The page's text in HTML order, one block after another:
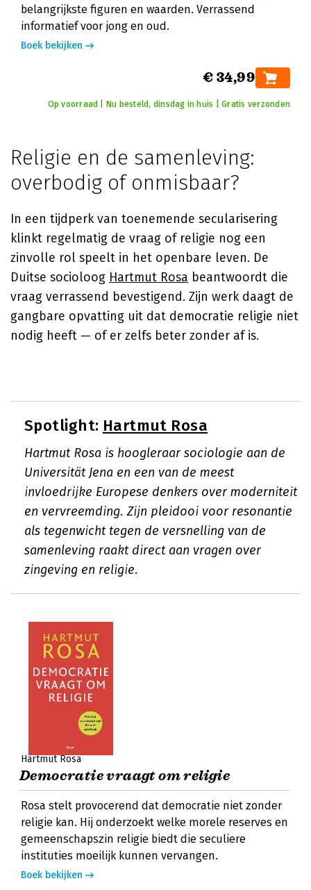
belangrijkste figuren en waarden. Verrassend
informatief voor jong en oud.
Boek bekijken
€ 34,99
Op voorraad | Nu besteld, dinsdag in huis | Gratis verzonden
Religie en de samenleving:
overbodig of onmisbaar?
In een tijdperk van toenemende secularisering
klinkt regelmatig de vraag of religie nog een
zinvolle rol speelt in het openbare leven. De
Duitse socioloog Hartmut Rosa beantwoordt die
vraag verrassend bevestigend. Zijn werk daagt de
gangbare opvatting uit dat democratie religie niet
nodig heeft — of er zelfs beter zonder af is.
Spotlight: Hartmut Rosa
Hartmut Rosa is hoogleraar sociologie aan de
Universität Jena en een van de meest
invloedrijke Europese denkers over moderniteit
en vervreemding. Zijn pleidooi voor resonantie
als tegenwicht tegen de versnelling van de
samenleving raakt direct aan vragen over
zingeving en religie.
Hartmut Rosa
Democratie vraagt om religie
Rosa stelt provocerend dat democratie niet zonder
religie kan. Hij onderzoekt welke morele reserves en
gemeenschapszin religie biedt die seculiere
instituties moeilijk kunnen vervangen.
Boek bekijken